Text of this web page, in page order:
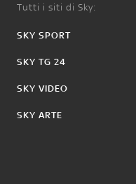
Tutti i siti di Sky:
SKY SPORT
SKY TG 24
SKY VIDEO
SKY ARTE